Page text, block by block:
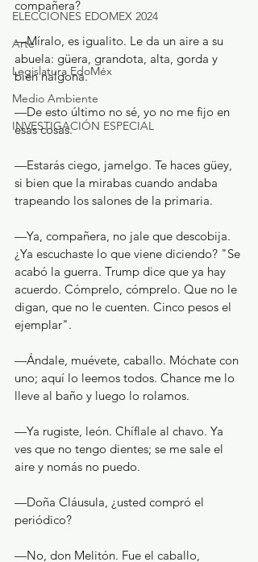
ELECCIONES EDOMEX 2024
Arte
Legislatura EdoMéx
Medio Ambiente
INVESTIGACIÓN ESPECIAL
compañera?
—Míralo, es igualito. Le da un aire a su
abuela: güera, grandota, alta, gorda y
bien nalgona.
—De esto último no sé, yo no me fijo en
esas cosas.
—Estarás ciego, jamelgo. Te haces güey,
si bien que la mirabas cuando andaba
trapeando los salones de la primaria.
—Ya, compañera, no jale que descobija.
¿Ya escuchaste lo que viene diciendo? "Se
acabó la guerra. Trump dice que ya hay
acuerdo. Cómprelo, cómprelo. Que no le
digan, que no le cuenten. Cinco pesos el
ejemplar".
—Ándale, muévete, caballo. Móchate con
uno; aquí lo leemos todos. Chance me lo
lleve al baño y luego lo rolamos.
—Ya rugiste, león. Chíflale al chavo. Ya
ves que no tengo dientes; se me sale el
aire y nomás no puedo.
—Doña Cláusula, ¿usted compró el
periódico?
—No, don Melitón. Fue el caballo,